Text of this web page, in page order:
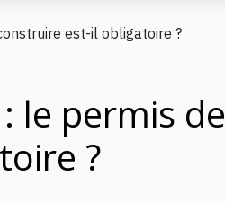
est-il obligatoire ?
le permis de
?